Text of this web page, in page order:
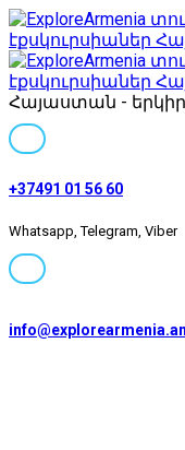
Հայաստան -
+37491 01 56 60
Whatsapp, Telegram, Viber